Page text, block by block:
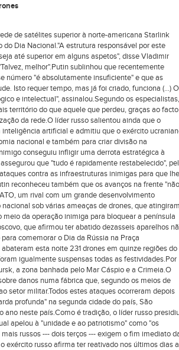
de satélites superior à norte-americana Starlink
Dia Nacional."A estrutura responsável por este
até superior em alguns aspetos", disse Vladimir
melhor".Putin sublinhou que recentemente
número "é absolutamente insuficiente" e que as
Isto requer tempo, mas já foi criado, funciona (...) O
e intelectual", assinalou.Segundo os especialistas,
território do que aquele que perdeu, graças ao facto
da rede.O líder russo salientou ainda que o
artificial e admitiu que o exército
nacional e também para criar divisão na
conseguiu infligir uma derrota estratégica à
que "tudo é rapidamente restabelecido",
contra as infraestruturas inimigas para que
reconheceu também que os avanços na frente "não
um rival com um grande desenvolvimento
sob várias ameaças de drones, que
da operação inimiga para bloquear a península
que afirmou ter abatido dezasseis aparelhos
comemorar o Dia da Rússia na Praça
esta noite 231 drones em quinze regiões do
igualmente suspensas todas as festividades.Por
a zona banhada pelo Mar Cáspio e a Crimeia.O
danos numa fábrica que, segundo os meios de
setor militar.Todos estes ataques ocorreram depois
profunda" na segunda cidade do país, São
neste país.Como é tradição, o líder russo
apelou à "unidade e ao patriotismo" como "os
russos --- dois terços --- exigem o fim imediato
exército russo afirma ter reativado nos últimos dias a